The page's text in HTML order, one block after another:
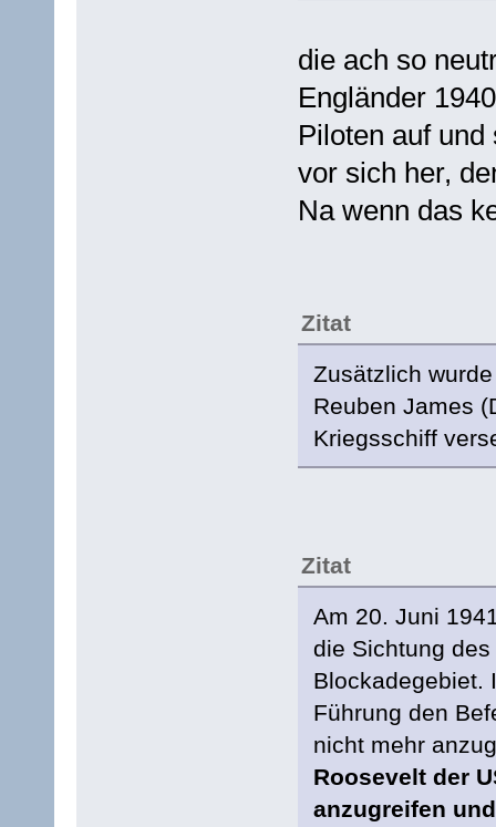
die ach so
Engländer
Piloten auf
vor sich her,
Na wenn das
Zitat
Zusätzlich
Reuben James
Kriegsschiff
Zitat
Am 20. Juni
die Sichtung
Blockadegebiet.
Führung den
nicht mehr
Roosevelt der
anzugreifen